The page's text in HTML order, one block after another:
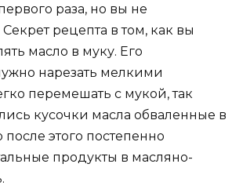
раза, но вы не
Секрет рецепта в том, как вы
масло в муку. Его
нарезать мелкими
перемешать с мукой, так
кусочки масла обваленные в
после этого постепенно
продукты в масляно-